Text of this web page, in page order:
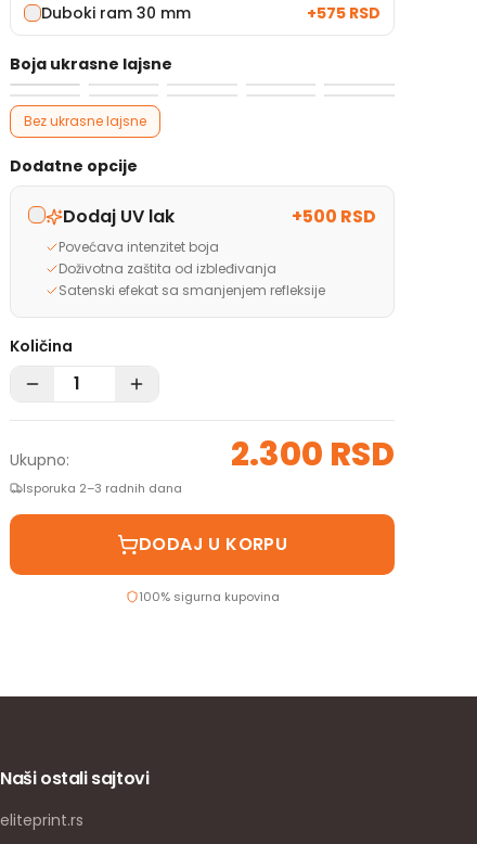
Duboki ram 30 mm +575 RSD
Boja ukrasne lajsne
Bez ukrasne lajsne
Dodatne opcije
Dodaj UV lak +500 RSD
Povećava intenzitet boja
Doživotna zaštita od izbleđivanja
Satenski efekat sa smanjenjem refleksije
Količina
Ukupno: 2.300 RSD
Isporuka 2–3 radnih dana
DODAJ U KORPU
100% sigurna kupovina
Naši ostali sajtovi
eliteprint.rs